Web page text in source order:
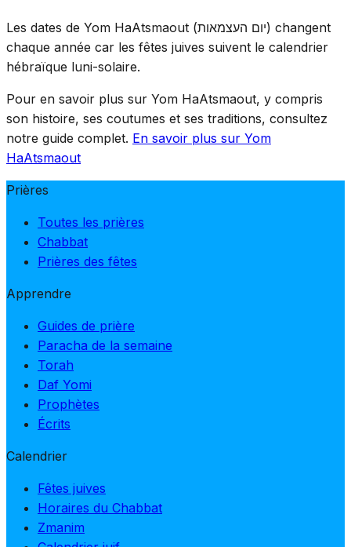
soulignant le prix payé pour l'indépendance.
Les dates de Yom HaAtsmaout (יום העצמאות) changent
chaque année car les fêtes juives suivent le calendrier
hébraïque luni-solaire.
Pour en savoir plus sur Yom HaAtsmaout, y compris
son histoire, ses coutumes et ses traditions, consultez
notre guide complet. En savoir plus sur Yom
HaAtsmaout
Prières
Toutes les prières
Chabbat
Prières des fêtes
Apprendre
Guides de prière
Paracha de la semaine
Torah
Daf Yomi
Prophètes
Écrits
Calendrier
Fêtes juives
Horaires du Chabbat
Zmanim